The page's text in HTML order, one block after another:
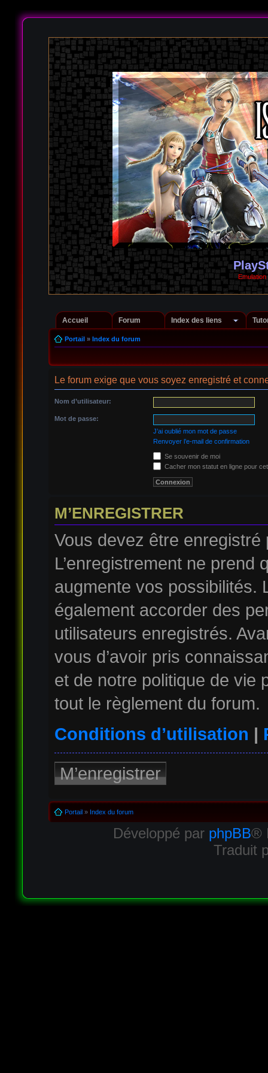
Accueil Forum Index des liens
Portail» Index du forum
Le forum exige que vous soyez enregistré et
Nom d’utilisateur:
Mot de passe:
J’ai oublié mon mot de passe
Renvoyer l’e-mail de confirmation
Se souvenir de moi
Cacher mon statut en ligne pour
M’ENREGISTRER
Vous devez être
L’enregistrement ne prend
augmente vos possibilités.
également accorder des
utilisateurs enregistrés.
vous d’avoir pris
et de notre politique de vie
tout le règlement du forum.
Conditions d’utilisation |
M’enregistrer
Portail» Index du forum
Développé par phpBB®
Traduit